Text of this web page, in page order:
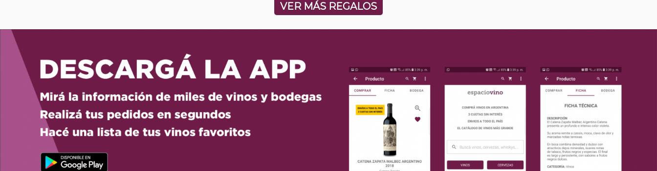
VER MÁS REGALOS